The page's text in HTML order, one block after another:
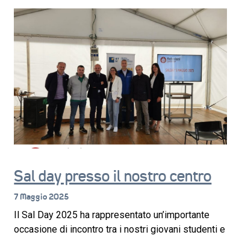
Sal day presso il nostro centro
7 Maggio 2025
Il Sal Day 2025 ha rappresentato un’importante
occasione di incontro tra i nostri giovani studenti e